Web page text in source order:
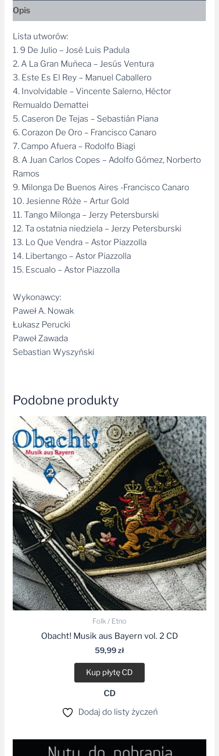
Opis
Lista utworów:
1. 9 De Julio – José Luis Padula
2. A La Gran Muñeca – Jesús Ventura
3. Este Es El Rey – Manuel Caballero
4. Involvidable – Vincente Salerno, Héctor
Remualdo Demattei
5. Caseron De Tejas – Sebastián Piana
6. Corazon De Oro – Francisco Canaro
7. Campo Afuera – Rodolfo Biagi
8. A Juan Carlos Copes – Adolfo Gómez, Norberto
Ramos
9. Milonga De Buenos Aires -Francisco Canaro
10. Jesienne Róże – Artur Gold
11. Tango Milonga – Jerzy Petersburski
12. Ta ostatnia niedziela – Jerzy Petersburski
13. Lo Que Vendra – Astor Piazzolla
14. Libertango – Astor Piazzolla
15. Escualo – Astor Piazzolla
Wykonawcy:
Paweł A. Nowak
Łukasz Perucki
Paweł Zawada
Sebastian Wyszyński
Podobne produkty
Folk / Etno
Obacht! Musik aus Bayern vol. 2 CD
59,99zł
Kup płytę CD
CD
Dodaj do listy życzeń